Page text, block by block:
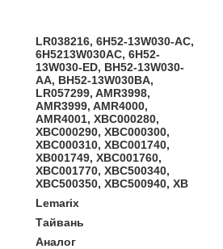
LR038216, 6H52-13W030-AC,
6H5213W030AC, 6H52-
13W030-ED, BH52-13W030-
AA, BH52-13W030BA,
LR057299, AMR3998,
AMR3999, AMR4000,
AMR4001, XBC000280,
XBC000290, XBC000300,
XBC000310, XBC001740,
XB001749, XBC001760,
XBC001770, XBC500340,
XBC500350, XBC500940, XB
Lemarix
Тайвань
Аналог